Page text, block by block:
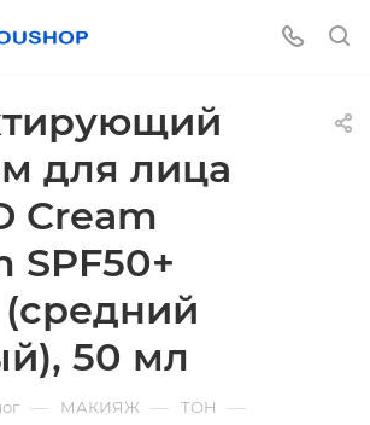
для лица
Cream
SPF50+
(средний
50 мл
— МАКИЯЖ — ТОН —